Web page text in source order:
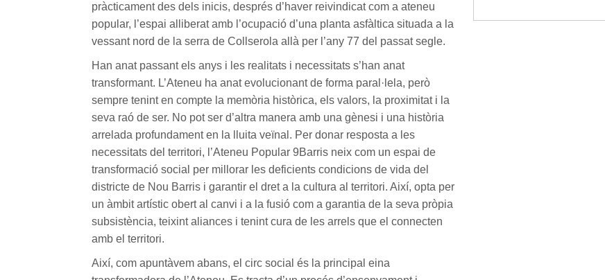
pràcticament des dels inicis, després d’haver reivindicat com a ateneu
popular, l’espai alliberat amb l’ocupació d’una planta asfàltica situada a la
vessant nord de la serra de Collserola allà per l’any 77 del passat segle.
Han anat passant els anys i les realitats i necessitats s’han anat
transformant. L’Ateneu ha anat evolucionant de forma paral·lela, però
sempre tenint en compte la memòria històrica, els valors, la proximitat i la
seva raó de ser. No pot ser d’altra manera amb una gènesi i una història
arrelada profundament en la lluita veïnal. Per donar resposta a les
necessitats del territori, l’Ateneu Popular 9Barris neix com un espai de
transformació social per millorar les deficients condicions de vida del
districte de Nou Barris i garantir el dret a la cultura al territori. Així, opta per
un àmbit artístic obert al canvi i a la fusió com a garantia de la seva pròpia
subsistència, teixint aliances i tenint cura de les arrels que el connecten
amb el territori.
Així, com apuntàvem abans, el circ social és la principal eina